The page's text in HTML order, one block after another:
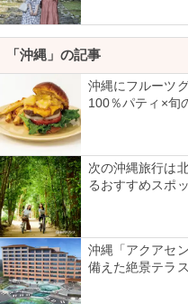
「沖縄」の記事
沖縄にフルーツ
100％パティ×旬
次の沖縄旅行は
るおすすめスポ
沖縄「アクアセ
備えた絶景テラ